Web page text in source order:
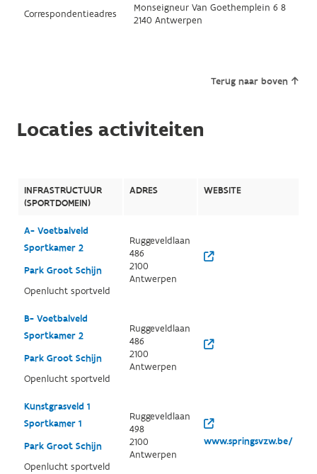
Correspondentieadres
Monseigneur Van Goethemplein 6 8
2140 Antwerpen
Terug naar boven
Locaties activiteiten
INFRASTRUCTUUR
(SPORTDOMEIN)
ADRES WEBSITE
A- Voetbalveld
Sportkamer 2
Park Groot Schijn
Openlucht sportveld
Ruggeveldlaan
486
2100
Antwerpen
B- Voetbalveld
Sportkamer 2
Park Groot Schijn
Openlucht sportveld
Ruggeveldlaan
486
2100
Antwerpen
Kunstgrasveld 1
Sportkamer 1
Park Groot Schijn
Openlucht sportveld
Ruggeveldlaan
498
2100
Antwerpen
www.springsvzw.be/